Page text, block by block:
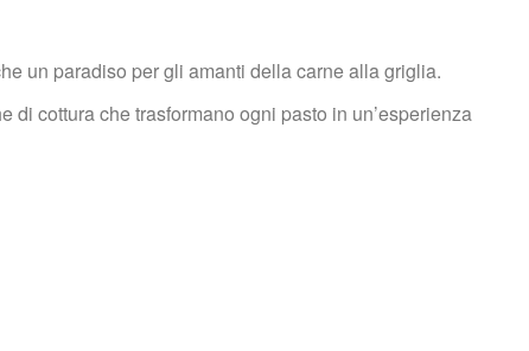
un paradiso per gli amanti della carne alla griglia.
cottura che trasformano ogni pasto in un’esperienza